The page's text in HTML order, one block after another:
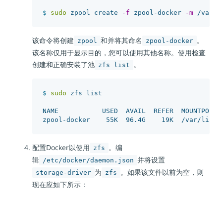
$ sudo zpool create -f zpool-docker -m
该命令将创建 zpool 和并将其命名 zpool-docker 。
该名称仅用于显示目的，您可以使用其他名称。使用检查
创建和正确安装了池 zfs list 。
$ sudo zfs list
NAME           USED  AVAIL  REFER  MOUNTPOINT
配置Docker以使用 zfs 。编
辑 /etc/docker/daemon.json 并将设置
storage-driver 为 zfs 。如果该文件以前为空，则
现在应如下所示：